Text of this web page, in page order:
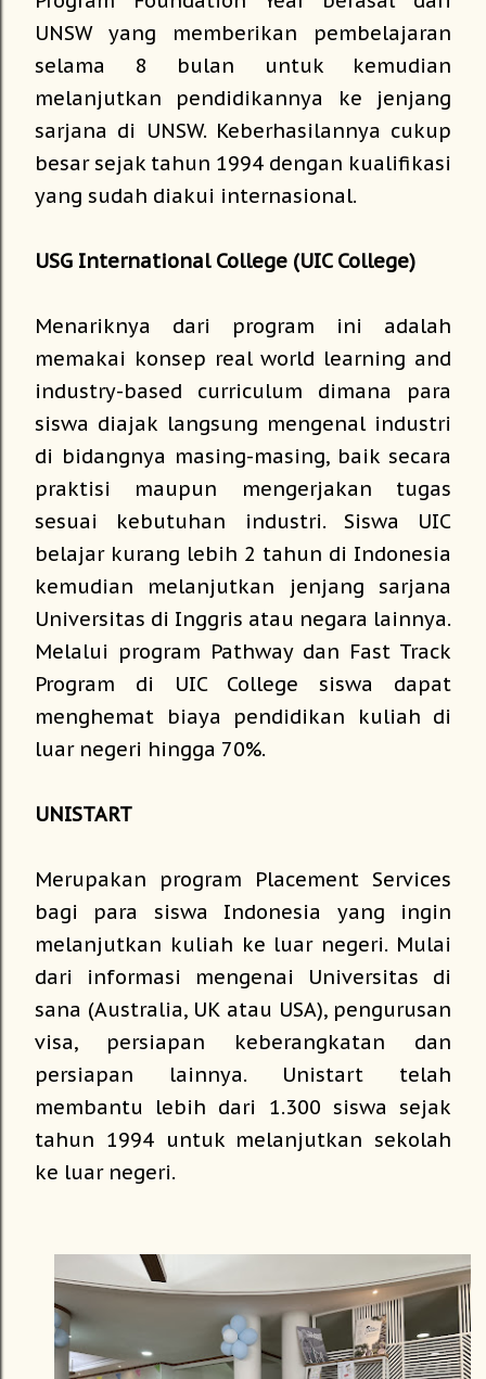
UNSW yang memberikan pembelajaran
selama 8 bulan untuk kemudian
melanjutkan pendidikannya ke jenjang
sarjana di UNSW. Keberhasilannya cukup
besar sejak tahun 1994 dengan kualifikasi
yang sudah diakui internasional.
USG International College (UIC College)
Menariknya dari program ini adalah
memakai konsep real world learning and
industry-based curriculum dimana para
siswa diajak langsung mengenal industri
di bidangnya masing-masing, baik secara
praktisi maupun mengerjakan tugas
sesuai kebutuhan industri. Siswa UIC
belajar kurang lebih 2 tahun di Indonesia
kemudian melanjutkan jenjang sarjana
Universitas di Inggris atau negara lainnya.
Melalui program Pathway dan Fast Track
Program di UIC College siswa dapat
menghemat biaya pendidikan kuliah di
luar negeri hingga 70%.
UNISTART
Merupakan program Placement Services
bagi para siswa Indonesia yang ingin
melanjutkan kuliah ke luar negeri. Mulai
dari informasi mengenai Universitas di
sana (Australia, UK atau USA), pengurusan
visa, persiapan keberangkatan dan
persiapan lainnya. Unistart telah
membantu lebih dari 1.300 siswa sejak
tahun 1994 untuk melanjutkan sekolah
ke luar negeri.